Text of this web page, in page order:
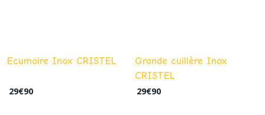
Ecumoire Inox CRISTEL
29€90
Grande cuillère Inox
CRISTEL
29€90